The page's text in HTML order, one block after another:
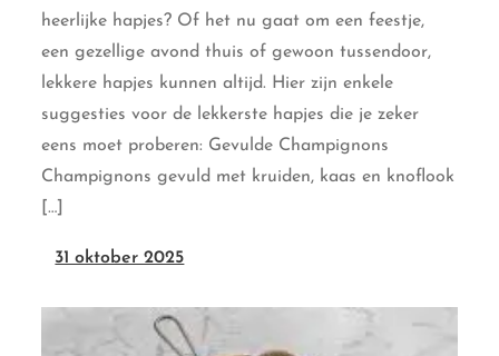
heerlijke hapjes? Of het nu gaat om een feestje,
een gezellige avond thuis of gewoon tussendoor,
lekkere hapjes kunnen altijd. Hier zijn enkele
suggesties voor de lekkerste hapjes die je zeker
eens moet proberen: Gevulde Champignons
Champignons gevuld met kruiden, kaas en knoflook
[…]
31 oktober 2025